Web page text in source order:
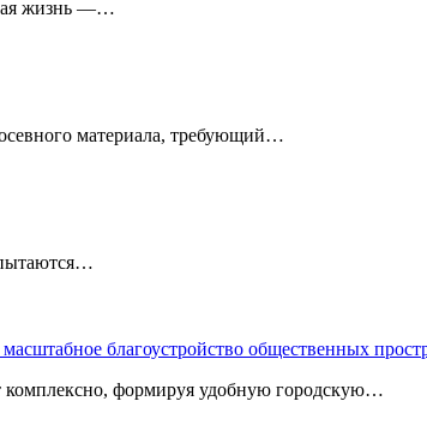
жизнь —…
материала, требующий…
благоустройство общественных
комплексно, формируя удобную городскую…